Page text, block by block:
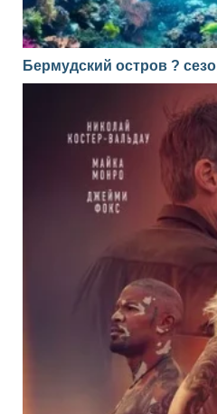
Бермудский остров ?